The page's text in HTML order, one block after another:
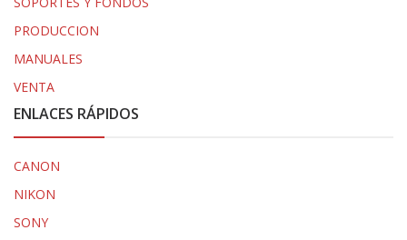
PRODUCCION
MANUALES
VENTA
ENLACES RÁPIDOS
CANON
NIKON
SONY